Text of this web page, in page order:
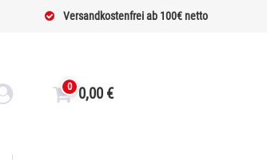
Versandkostenfrei ab 100€ netto
0 0,00 €